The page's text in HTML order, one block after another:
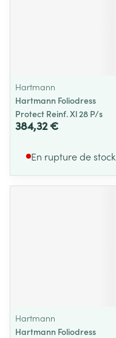
Hartmann
Hartmann Foliodress
Protect Reinf. Xl 28 P/s
384,32 €
En rupture de stock
Hartmann
Hartmann Foliodress